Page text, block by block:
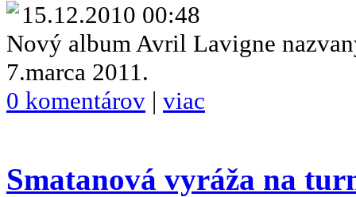
15.12.2010 00:48
Nový album Avril Lavigne
7.marca 2011.
0 komentárov | viac
Smatanová vyráža na